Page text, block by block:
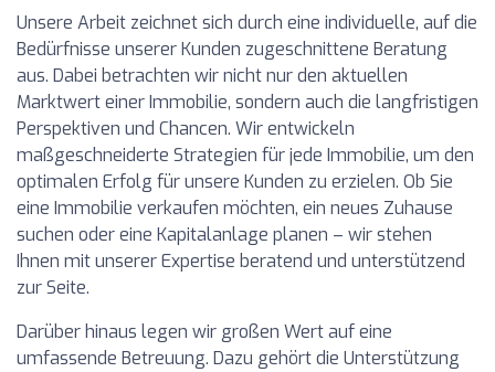
Unsere Arbeit zeichnet sich durch eine individuelle, auf die
Bedürfnisse unserer Kunden zugeschnittene Beratung
aus. Dabei betrachten wir nicht nur den aktuellen
Marktwert einer Immobilie, sondern auch die langfristigen
Perspektiven und Chancen. Wir entwickeln
maßgeschneiderte Strategien für jede Immobilie, um den
optimalen Erfolg für unsere Kunden zu erzielen. Ob Sie
eine Immobilie verkaufen möchten, ein neues Zuhause
suchen oder eine Kapitalanlage planen – wir stehen
Ihnen mit unserer Expertise beratend und unterstützend
zur Seite.
Darüber hinaus legen wir großen Wert auf eine
umfassende Betreuung. Dazu gehört die Unterstützung